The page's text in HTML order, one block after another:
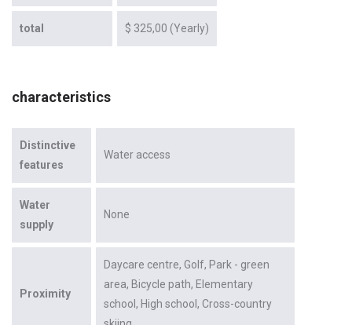
total $ 325,00 (Yearly)
characteristics
Distinctive
features
Water access
Water
supply
None
Proximity
Daycare centre Golf Park - green
area Bicycle path Elementary
school High school Cross-country